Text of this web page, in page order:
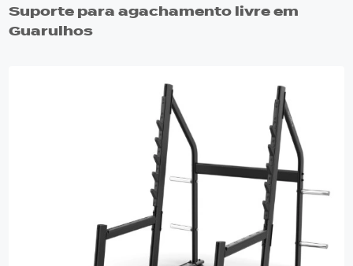
Suporte para agachamento livre em
Guarulhos